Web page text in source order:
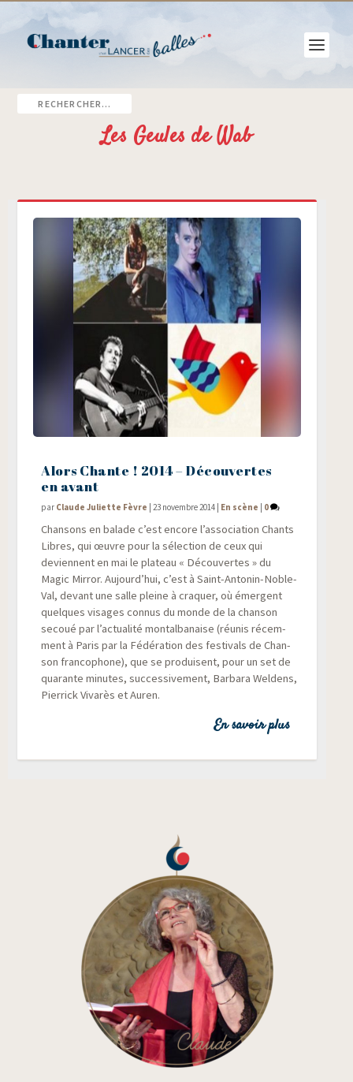
Les Geules de Wab
Alors Chante ! 2014 – Découvertes
en avant
par Claude Juliette Fèvre |23 novembre 2014 | En scène | 0
Chan­sons en balade c’est encore l’association Chants
Libres, qui œuvre pour la sélec­tion de ceux qui
deviennent en mai le pla­teau « Décou­vertes » du
Magic Mir­ror. Aujourd’hui, c’est à Saint-Anto­nin-Noble-
Val, devant une salle pleine à cra­quer, où émergent
quelques visages connus du monde de la chan­son
secoué par l’actualité mon­tal­ba­naise (réunis récem­
ment à Paris par la Fédé­ra­tion des fes­ti­vals de Chan­
son fran­co­phone), que se pro­duisent, pour un set de
qua­rante minutes, suc­ces­si­ve­ment, Bar­ba­ra Wel­dens,
Pier­rick Viva­rès et Auren.
En savoir plus